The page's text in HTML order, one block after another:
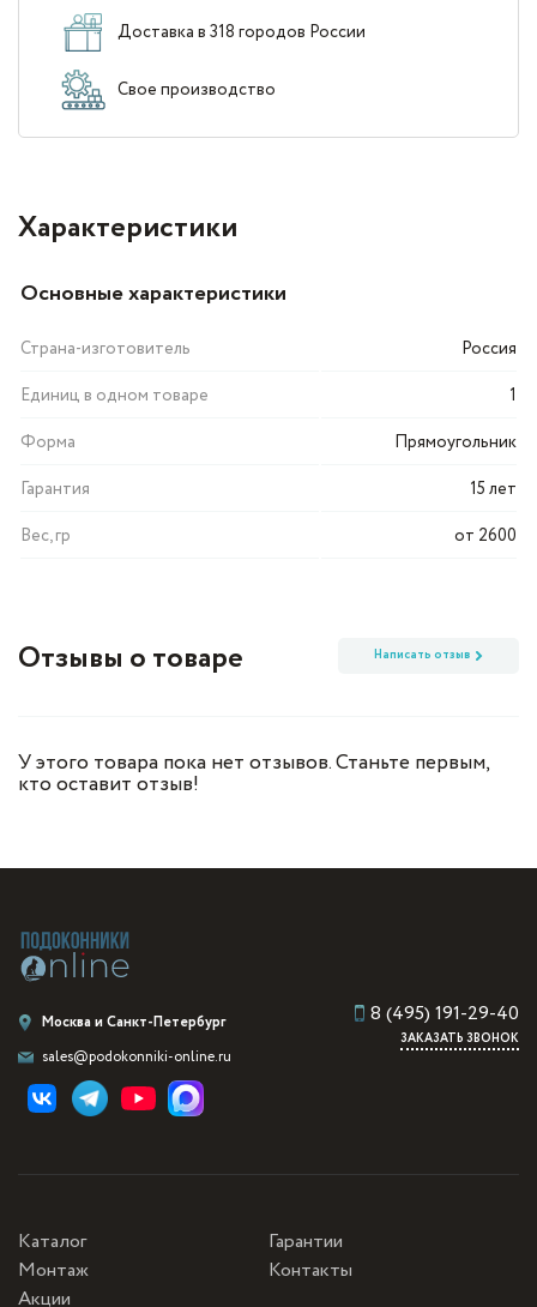
Доставка в 318 городов России
Свое производство
Характеристики
Основные характеристики
Страна-изготовитель
Россия
Единиц в одном товаре
1
Форма
Прямоугольник
Гарантия
15 лет
Вес, гр
от 2600
Отзывы о товаре Написать отзыв
У этого товара пока нет отзывов. Станьте первым,
кто оставит отзыв!
Москва и Санкт-Петербург
sales@podokonniki-online.ru
8 (495) 191-29-40
ЗАКАЗАТЬ ЗВОНОК
Каталог
Монтаж
Акции
Гарантии
Контакты